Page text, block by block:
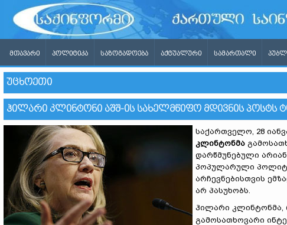
ᲛᲗᲐᲕᲐᲠᲘ ᲞᲝᲚᲘᲢᲘᲙᲐ ᲡᲐᲖᲝᲒᲐᲓᲝᲔᲑᲐ ᲐᲥᲢᲣᲐᲚᲣᲠᲘ ᲡᲐᲛᲐᲠᲗᲐᲚᲘ
ᲣᲪᲮᲝᲔᲗᲘ
ᲰᲘᲚᲐᲠᲘ ᲙᲚᲘᲜᲢᲝᲜᲘ ᲐᲨᲨ-ᲘᲡ ᲡᲐᲮᲔᲚᲛᲬᲘᲤᲝ ᲛᲓᲘᲕᲜᲘᲡ ᲞᲝᲡᲢᲡ
საქართველო, 28
კლინტონმა
დარწმუნებული
პოპულარული
არჩევნებისთვის
არ პასუხობს.
ჰილარი კლინტონმა,
გამოსათხოვარი